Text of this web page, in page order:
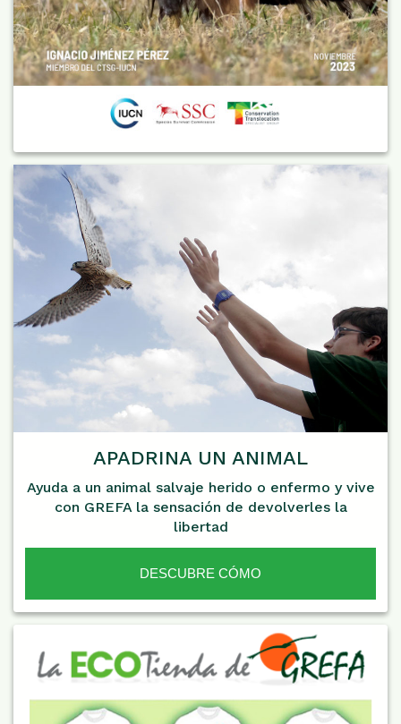
APADRINA UN ANIMAL
Ayuda a un animal salvaje herido o enfermo y vive
con GREFA la sensación de devolverles la
libertad
DESCUBRE CÓMO